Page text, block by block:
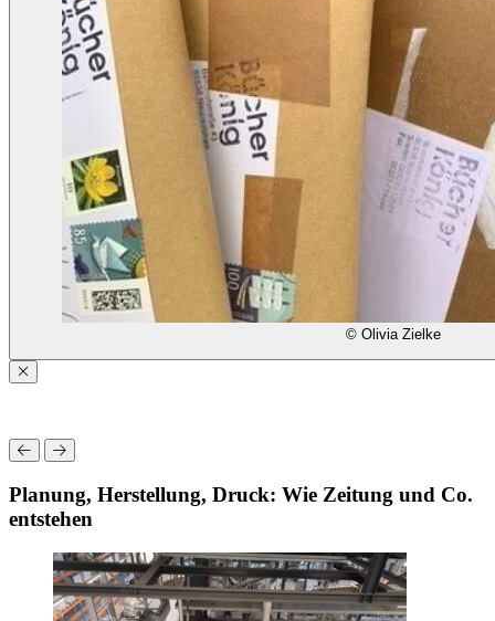
© Olivia Zielke
Planung, Herstellung, Druck: Wie Zeitung und Co.
entstehen